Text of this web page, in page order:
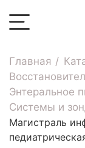
Главная
Энтеральное
Системы и
Магистраль